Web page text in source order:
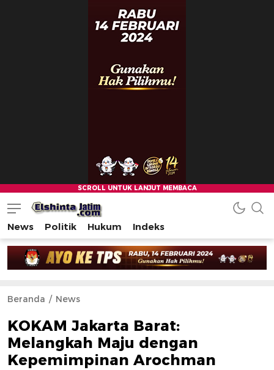
News Politik Hukum Indeks
Beranda News
KOKAM Jakarta Barat:
Melangkah Maju dengan
Kepemimpinan Arochman